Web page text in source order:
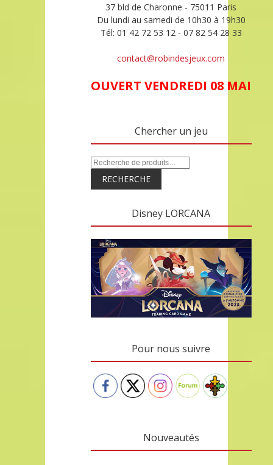
37 bld de Charonne - 75011 Paris
Du lundi au samedi de 10h30 à 19h30
Tél: 01 42 72 53 12 - 07 82 54 28 33
contact@robindesjeux.com
OUVERT VENDREDI 08 MAI
Chercher un jeu
RECHERCHE
Disney LORCANA
Pour nous suivre
Nouveautés